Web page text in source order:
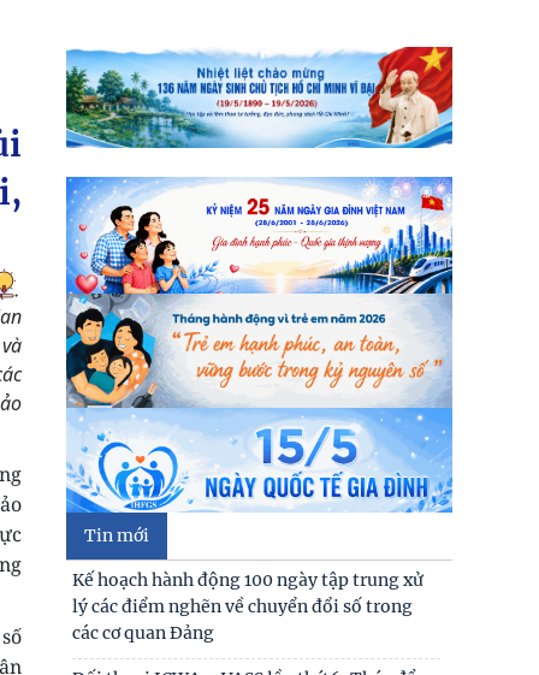
Tin mới
Kế hoạch hành động 100 ngày tập trung xử
lý các điểm nghẽn về chuyển đổi số trong
các cơ quan Đảng
Đối thoại ICWA – VASS lần thứ 6: Thúc đẩy
quan hệ Đối tác Chiến lược Toàn diện tăng
cường Việt Nam
Đóng góp tích cực vào củng cố môi trường
hòa bình, ổn định, phát triển của đất nước
Hội thảo khoa học quốc tế: “Nền kinh tế độc
lập, tự chủ: Sáng kiến của Cộng hòa Dân chủ
Nhân dân
Bản tin Đài Truyền hình Hà Nội: Lễ Khai
mạc trưng bày "Kết nối truyền thống - Vững
bước tương lai"
Người cao tuổi trong ba luận điểm lớn của
Đảng
Thái độ của học sinh trung học phổ thông ở
Thư cảm ơn